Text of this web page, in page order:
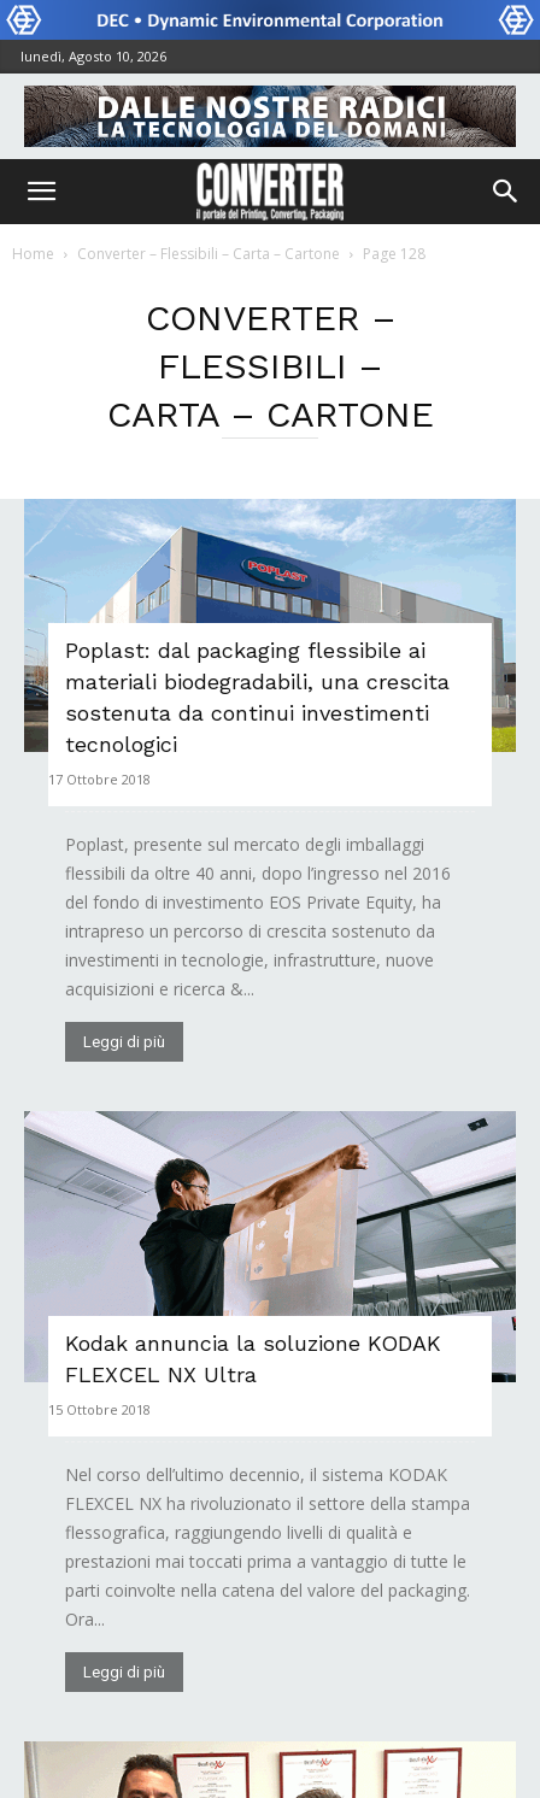
lunedì, Agosto 10, 2026
Home Converter – Flessibili – Carta – Cartone Page 128
CONVERTER –
FLESSIBILI –
CARTA – CARTONE
Poplast: dal packaging flessibile ai
materiali biodegradabili, una crescita
sostenuta da continui investimenti
tecnologici
17 Ottobre 2018
Poplast, presente sul mercato degli imballaggi
flessibili da oltre 40 anni, dopo l’ingresso nel 2016
del fondo di investimento EOS Private Equity, ha
intrapreso un percorso di crescita sostenuto da
investimenti in tecnologie, infrastrutture, nuove
acquisizioni e ricerca &...
Leggi di più
Kodak annuncia la soluzione KODAK
FLEXCEL NX Ultra
15 Ottobre 2018
Nel corso dell’ultimo decennio, il sistema KODAK
FLEXCEL NX ha rivoluzionato il settore della stampa
flessografica, raggiungendo livelli di qualità e
prestazioni mai toccati prima a vantaggio di tutte le
parti coinvolte nella catena del valore del packaging.
Ora...
Leggi di più